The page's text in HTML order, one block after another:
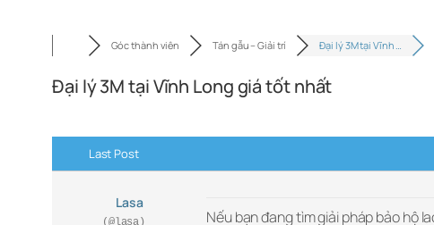
Góc thành viên Tán gẫu – Giải trí Đại lý 3M tại Vĩnh …
Đại lý 3M tại Vĩnh Long giá tốt nhất
Last Post
Lasa
(@lasa)
Nếu bạn đang tìm giải pháp bảo hộ